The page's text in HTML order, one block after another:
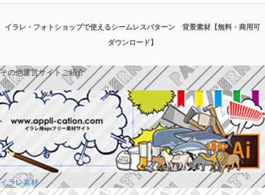
イラレ・フォトショップで使えるシームレスパターン 背景素材【無料・商用可
ダウンロード】
その他運営サイトご紹介
イラレ素材